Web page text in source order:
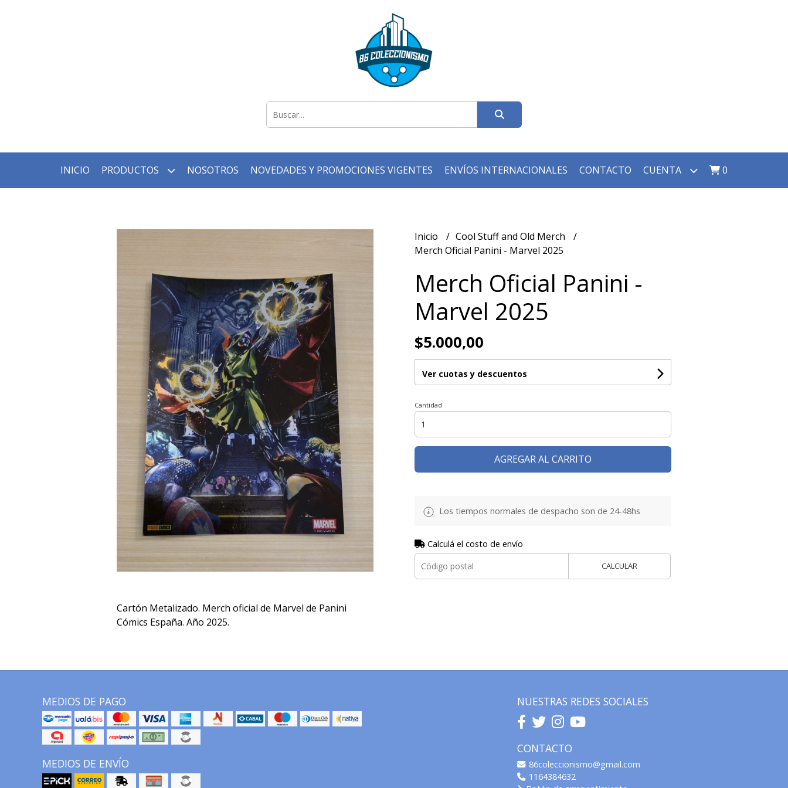
INICIO PRODUCTOS NOSOTROS NOVEDADES Y PROMOCIONES VIGENTES ENVÍOS INTERNACIONALES CONTACTO CUENTA 0
Cartón Metalizado. Merch oficial de Marvel de Panini
Cómics España. Año 2025.
Inicio
Cool Stuff and Old Merch
Merch Oficial Panini - Marvel 2025
Merch Oficial Panini -
Marvel 2025
$5.000,00
Ver cuotas y descuentos
Cantidad
AGREGAR AL CARRITO
Los tiempos normales de despacho son de 24-48hs
Calculá el costo de envío
CALCULAR
MEDIOS DE PAGO
MEDIOS DE ENVÍO
NUESTRAS REDES SOCIALES
CONTACTO
86coleccionismo@gmail.com
1164384632